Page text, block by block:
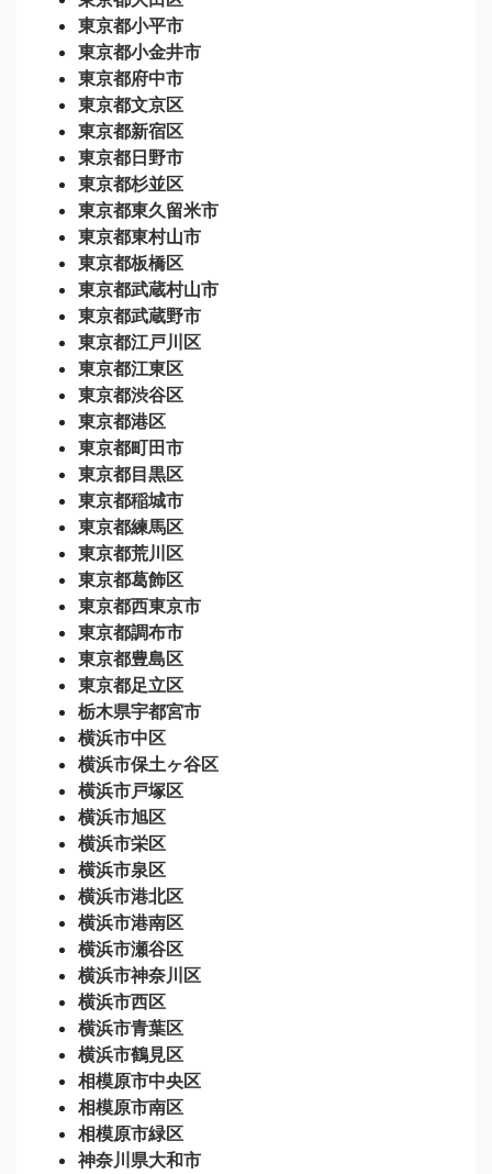
東京都小平市
東京都小金井市
東京都府中市
東京都文京区
東京都新宿区
東京都日野市
東京都杉並区
東京都東久留米市
東京都東村山市
東京都板橋区
東京都武蔵村山市
東京都武蔵野市
東京都江戸川区
東京都江東区
東京都渋谷区
東京都港区
東京都町田市
東京都目黒区
東京都稲城市
東京都練馬区
東京都荒川区
東京都葛飾区
東京都西東京市
東京都調布市
東京都豊島区
東京都足立区
栃木県宇都宮市
横浜市中区
横浜市保土ヶ谷区
横浜市戸塚区
横浜市旭区
横浜市栄区
横浜市泉区
横浜市港北区
横浜市港南区
横浜市瀬谷区
横浜市神奈川区
横浜市西区
横浜市青葉区
横浜市鶴見区
相模原市中央区
相模原市南区
相模原市緑区
神奈川県大和市